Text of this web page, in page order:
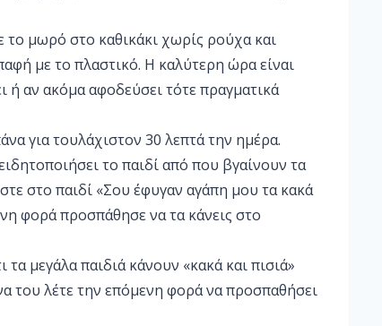
το μωρό στο καθικάκι χωρίς ρούχα και
με το πλαστικό. Η καλύτερη ώρα είναι
αν ακόμα αφοδεύσει τότε πραγματικά
για τουλάχιστον 30 λεπτά την ημέρα.
το παιδί από που βγαίνουν τα
στο παιδί «Σου έφυγαν αγάπη μου τα κακά
φορά προσπάθησε να τα κάνεις στο
μεγάλα παιδιά κάνουν «κακά και πισιά»
του λέτε την επόμενη φορά να προσπαθήσει